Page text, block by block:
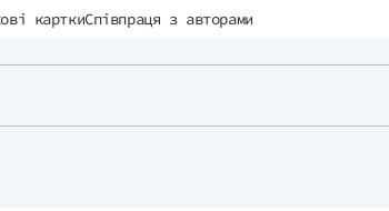
карткиСпівпраця з авторами